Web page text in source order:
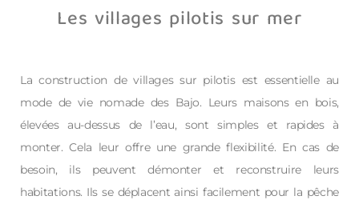
Les villages pilotis sur mer
La construction de villages sur pilotis est essentielle au
mode de vie nomade des Bajo. Leurs maisons en bois,
élevées au-dessus de l’eau, sont simples et rapides à
monter. Cela leur offre une grande flexibilité. En cas de
besoin, ils peuvent démonter et reconstruire leurs
habitations. Ils se déplacent ainsi facilement pour la pêche